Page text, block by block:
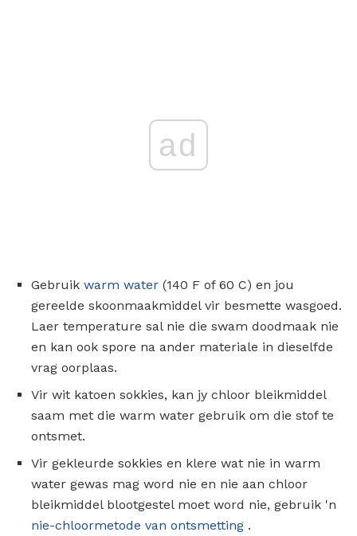
ad
Gebruik warm water (140 F of 60 C) en jou
gereelde skoonmaakmiddel vir besmette wasgoed.
Laer temperature sal nie die swam doodmaak nie
en kan ook spore na ander materiale in dieselfde
vrag oorplaas.
Vir wit katoen sokkies, kan jy chloor bleikmiddel
saam met die warm water gebruik om die stof te
ontsmet.
Vir gekleurde sokkies en klere wat nie in warm
water gewas mag word nie en nie aan chloor
bleikmiddel blootgestel moet word nie, gebruik 'n
nie-chloormetode van ontsmetting .